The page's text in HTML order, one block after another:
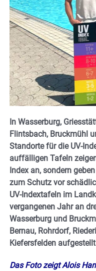
In Wasserburg,
Flintsbach, Bruckmühl
Standorte für die UV-
auffälligen Tafeln
Index an, sondern
zum Schutz vor
UV-Indextafeln im
vergangenen Jahr an
Wasserburg und
Bernau, Rohrdorf,
Kiefersfelden
Das Foto zeigt Alois